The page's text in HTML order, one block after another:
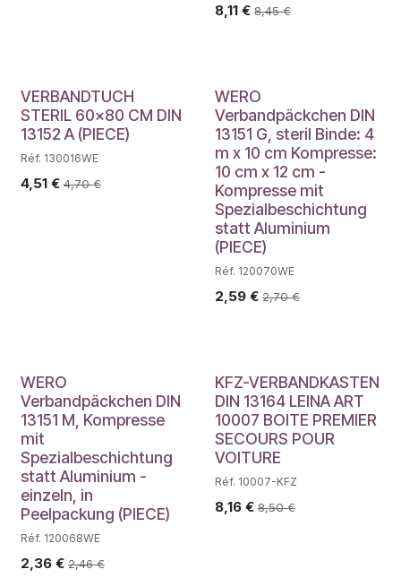
8,11€ 8,45€
VERBANDTUCH
STERIL 60x80 CM DIN
13152 A (PIECE)
Réf. 130016WE
4,51 € 4,70€
WERO
Verbandpäckchen DIN
13151 G, steril Binde: 4
m x 10 cm Kompresse:
10 cm x 12 cm -
Kompresse mit
Spezialbeschichtung
statt Aluminium
(PIECE)
Réf. 120070WE
2,59€ 2,70€
WERO
Verbandpäckchen DIN
13151 M, Kompresse
mit
Spezialbeschichtung
statt Aluminium -
einzeln, in
Peelpackung (PIECE)
Réf. 120068WE
2,36 € 2,46€
KFZ-VERBANDKASTEN
DIN 13164 LEINA ART
10007 BOITE PREMIER
SECOURS POUR
VOITURE
Réf. 10007-KFZ
8,16€ 8,50€